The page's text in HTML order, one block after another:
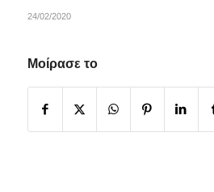
24/02/2020
Μοίρασε το